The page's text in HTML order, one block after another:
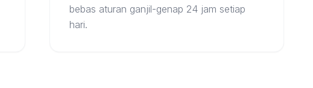
bebas aturan ganjil-genap 24 jam setiap
hari.